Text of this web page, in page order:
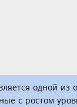
одной из
с ростом